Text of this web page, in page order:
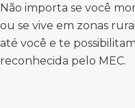
Não importa se você
ou se vive em zonas
até você e te
reconhecida pelo MEC.